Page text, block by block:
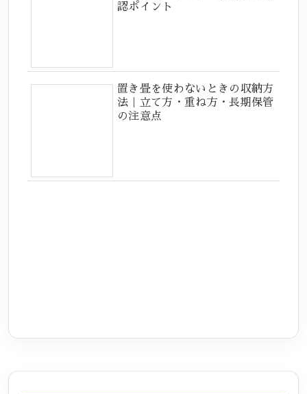
認ポイント
置き畳を使わないときの収納方
法｜立て方・重ね方・長期保管
の注意点